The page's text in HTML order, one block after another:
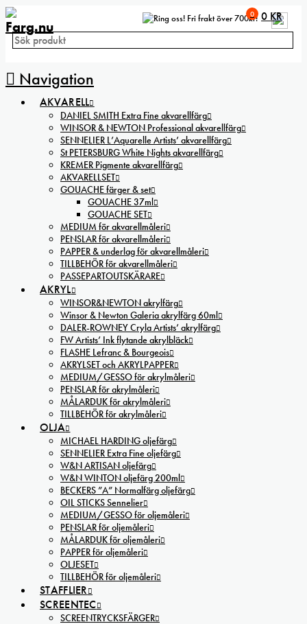
Fri frakt över 700kr!
Navigation
0 0 KR
AKVARELL
DANIEL SMITH Extra Fine akvarellfärg
WINSOR & NEWTON Professional akvarellfärg
SENNELIER L’Aquarelle Artists’ akvarellfärg
St PETERSBURG White Nights akvarellfärg
KREMER Pigmente akvarellfärg
AKVARELLSET
GOUACHE färger & set
GOUACHE 37ml
GOUACHE SET
MEDIUM för akvarellmåleri
PENSLAR för akvarellmåleri
PAPPER & underlag för akvarellmåleri
TILLBEHÖR för akvarellmåleri
PASSEPARTOUTSKÄRARE
AKRYL
WINSOR&NEWTON akrylfärg
Winsor & Newton Galeria akrylfärg 60ml
DALER-ROWNEY Cryla Artists’ akrylfärg
FW Artists’ Ink flytande akrylbläck
FLASHE Lefranc & Bourgeois
AKRYLSET och AKRYLPAPPER
MEDIUM/GESSO för akrylmåleri
PENSLAR för akrylmåleri
MÅLARDUK för akrylmåleri
TILLBEHÖR för akrylmåleri
OLJA
MICHAEL HARDING oljefärg
SENNELIER Extra Fine oljefärg
W&N ARTISAN oljefärg
W&N WINTON oljefärg 200ml
BECKERS ”A” Normalfärg oljefärg
OIL STICKS Sennelier
MEDIUM/GESSO för oljemåleri
PENSLAR för oljemåleri
MÅLARDUK för oljemåleri
PAPPER för oljemåleri
OLJESET
TILLBEHÖR för oljemåleri
STAFFLIER
SCREENTEC
SCREENTRYCKSFÄRGER